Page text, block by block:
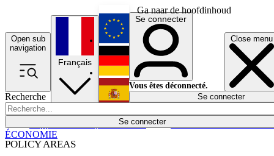
Ga naar de hoofdinhoud
Open sub
navigation
Close menu
Recherche
Se connecter
POLICY AREAS
Économie
Français
English
Deutsch
Español
Se connecter
Vous êtes déconnecté.
Se connecter
ÉCONOMIE